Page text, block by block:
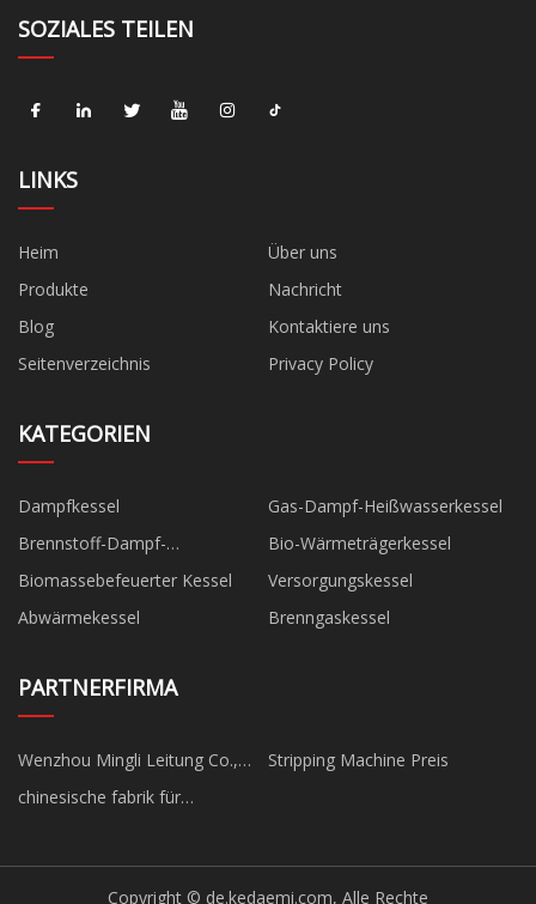
SOZIALES TEILEN
LINKS
Heim
Über uns
Produkte
Nachricht
Blog
Kontaktiere uns
Seitenverzeichnis
Privacy Policy
KATEGORIEN
Dampfkessel
Gas-Dampf-Heißwasserkessel
Brennstoff-Dampf-
Heißwasserkessel
Bio-Wärmeträgerkessel
Biomassebefeuerter Kessel
Versorgungskessel
Abwärmekessel
Brenngaskessel
PARTNERFIRMA
Wenzhou Mingli Leitung Co.,
GmbH
Stripping Machine Preis
chinesische fabrik für
Copyright © de.kedaemi.com, Alle Rechte